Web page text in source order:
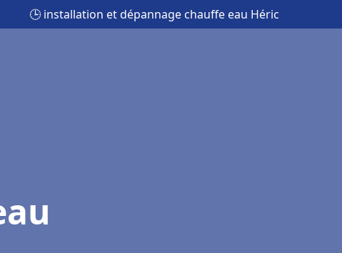
🕒 installation et dépannage chauffe eau Héric